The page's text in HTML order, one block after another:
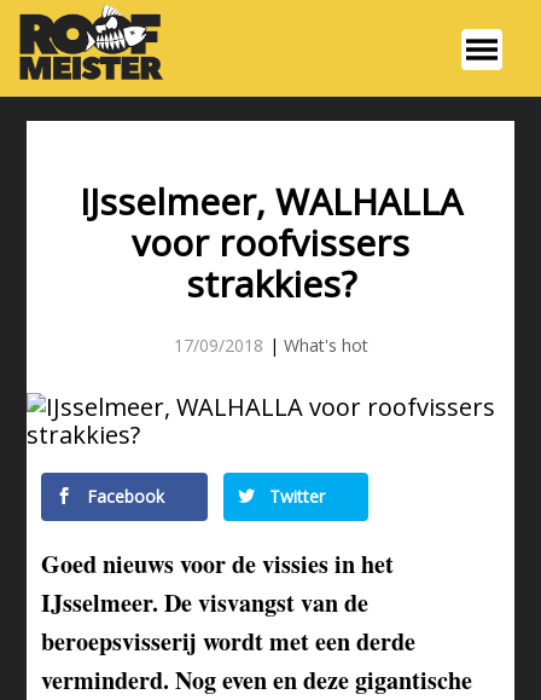
IJsselmeer, WALHALLA
voor roofvissers
strakkies?
17/09/2018 | What's hot
Facebook Twitter
Goed nieuws voor de vissies in het
IJsselmeer. De visvangst van de
beroepsvisserij wordt met een derde
verminderd. Nog even en deze gigantische